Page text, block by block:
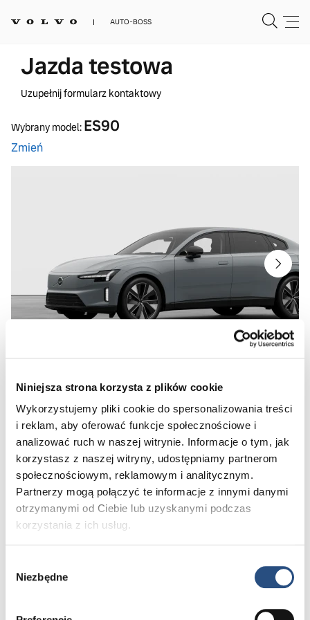
Niniejsza strona korzysta z plików cookie
Wykorzystujemy pliki cookie do spersonalizowania treści
i reklam, aby oferować funkcje społecznościowe i
analizować ruch w naszej witrynie. Informacje o tym, jak
korzystasz z naszej witryny, udostępniamy partnerom
społecznościowym, reklamowym i analitycznym.
Partnerzy mogą połączyć te informacje z innymi danymi
otrzymanymi od Ciebie lub uzyskanymi podczas
korzystania z ich usług.
zgody
Niezbędne
AUTO-BOSS
Jazda testowa
Uzupełnij formularz kontaktowy
Wybrany model: ES90
Zmień
Preferowana data:
Przed 15:00
Po 15:00
Skontaktujemy się z Tobą w ciągu 12 h w celu ustalenia konkretnego
terminu jazdy próbnej
Dane kontaktowe:
Nazwisko*
Numer telefonu*